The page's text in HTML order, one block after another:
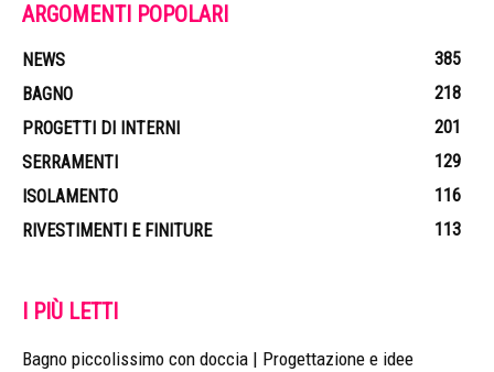
ARGOMENTI POPOLARI
NEWS
385
BAGNO
218
PROGETTI DI INTERNI
201
SERRAMENTI
129
ISOLAMENTO
116
RIVESTIMENTI E FINITURE
113
I PIÙ LETTI
Bagno piccolissimo con doccia | Progettazione e idee